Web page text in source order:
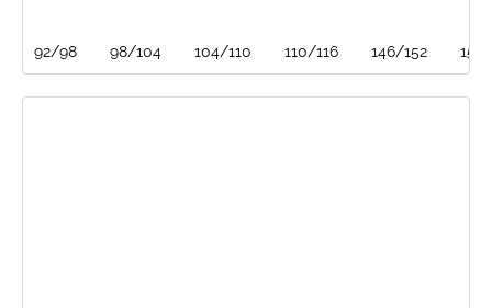
92/98 98/104 104/110 110/116 146/152